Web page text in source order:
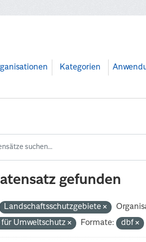
Kategorien
gefunden
Landschaftsschutzgebiete
Umweltschutz
Formate: dbf